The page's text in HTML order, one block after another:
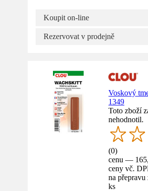
Koupit on-line
Rezervovat v prodejně
Voskový
1349
Toto zboží
nehodnotil.
(0)
cenu —
ceny vč.
na přepravu
ks